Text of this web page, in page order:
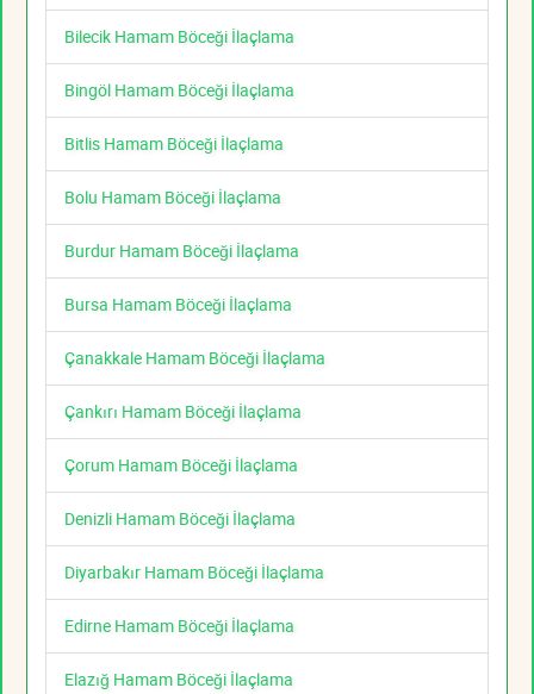
Bilecik Hamam Böceği İlaçlama
Bingöl Hamam Böceği İlaçlama
Bitlis Hamam Böceği İlaçlama
Bolu Hamam Böceği İlaçlama
Burdur Hamam Böceği İlaçlama
Bursa Hamam Böceği İlaçlama
Çanakkale Hamam Böceği İlaçlama
Çankırı Hamam Böceği İlaçlama
Çorum Hamam Böceği İlaçlama
Denizli Hamam Böceği İlaçlama
Diyarbakır Hamam Böceği İlaçlama
Edirne Hamam Böceği İlaçlama
Elazığ Hamam Böceği İlaçlama